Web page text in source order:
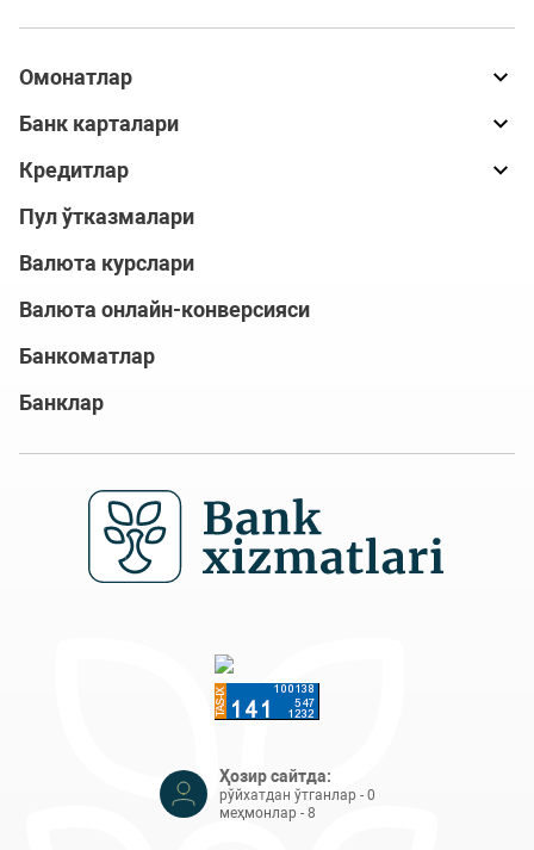
Омонатлар
Банк карталари
Кредитлар
Пул ўтказмалари
Валюта курслари
Валюта онлайн-конверсияси
Банкоматлар
Банклар
Ҳозир сайтда:
рўйхатдан ўтганлар - 0
меҳмонлар - 8